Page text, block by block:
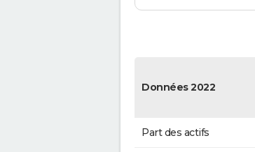
Données 2022
Part des actifs